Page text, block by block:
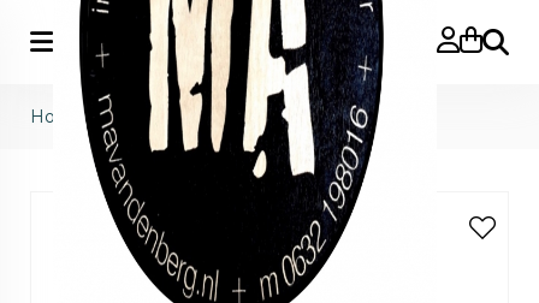
Home>Patio high back